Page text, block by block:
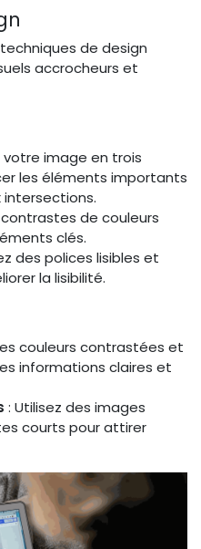
de design
accrocheurs et
votre image en trois
les éléments importants
intersections.
de couleurs
clés.
des polices lisibles et
la lisibilité.
couleurs contrastées et
informations claires et
: Utilisez des images
courts pour attirer